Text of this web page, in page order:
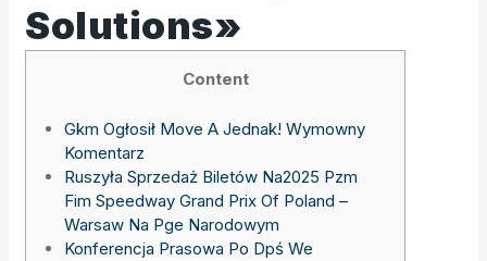
Solutions»
Content
Gkm Ogłosił Move A Jednak! Wymowny
Komentarz
Ruszyła Sprzedaż Biletów Na2025 Pzm
Fim Speedway Grand Prix Of Poland –
Warsaw Na Pge Narodowym
Konferencja Prasowa Po Dpś We